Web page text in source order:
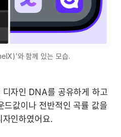
와 함께 있는 모습.
자인 DNA를 공유하게 하고
드값이나 전반적인 곡률 값을
인하였어요.